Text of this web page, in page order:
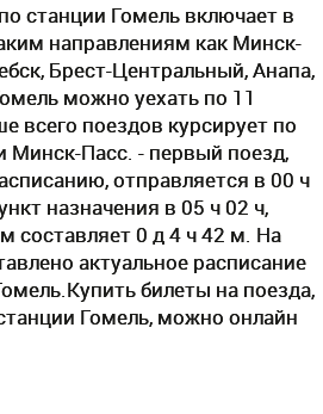
станции Гомель включает в
направлениям как Минск-
Брест-Центральный, Анапа,
можно уехать по 11
всего поездов курсирует по
Минск-Пасс. - первый поезд,
отправляется в 00 ч
назначения в 05 ч 02 ч,
составляет 0 д 4 ч 42 м. На
актуальное расписание
билеты на поезда,
Гомель, можно онлайн